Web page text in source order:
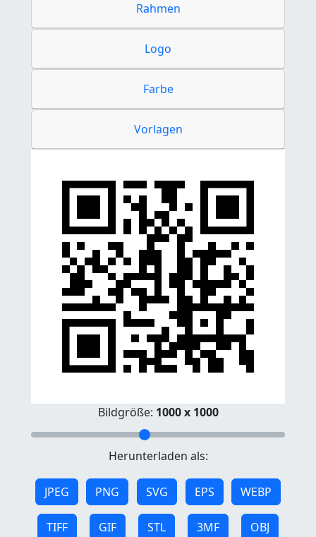
Rahmen
Logo
Farbe
Vorlagen
Bildgröße: 1000 x 1000
Herunterladen als:
JPEG PNG SVG EPS WEBP
TIFF GIF STL 3MF
OBJ